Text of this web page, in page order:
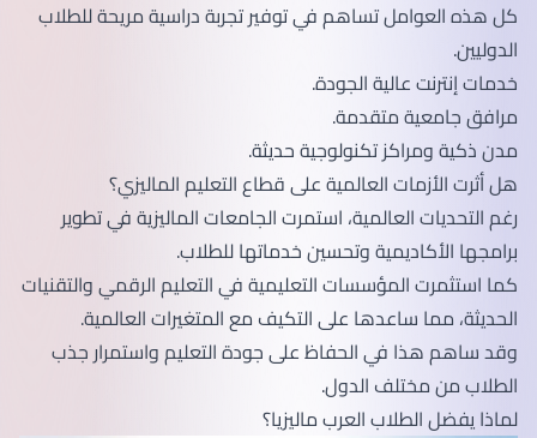
كل هذه العوامل تساهم في توفير تجربة دراسية مريحة للطلاب
الدوليين.
خدمات إنترنت عالية الجودة.
مرافق جامعية متقدمة.
مدن ذكية ومراكز تكنولوجية حديثة.
هل أثرت الأزمات العالمية على قطاع التعليم الماليزي؟
رغم التحديات العالمية، استمرت الجامعات الماليزية في تطوير
برامجها الأكاديمية وتحسين خدماتها للطلاب.
كما استثمرت المؤسسات التعليمية في التعليم الرقمي والتقنيات
الحديثة، مما ساعدها على التكيف مع المتغيرات العالمية.
وقد ساهم هذا في الحفاظ على جودة التعليم واستمرار جذب
الطلاب من مختلف الدول.
لماذا يفضل الطلاب العرب ماليزيا؟